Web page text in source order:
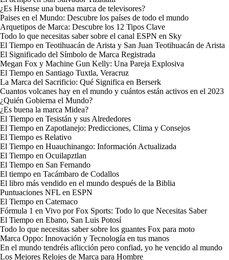
¿Es Hisense una buena marca de televisores?
Paises en el Mundo: Descubre los países de todo el mundo
Arquetipos de Marca: Descubre los 12 Tipos Clave
Todo lo que necesitas saber sobre el canal ESPN en Sky
El Tiempo en Teotihuacán de Arista y San Juan Teotihuacán de Arista
El Significado del Símbolo de Marca Registrada
Megan Fox y Machine Gun Kelly: Una Pareja Explosiva
El Tiempo en Santiago Tuxtla, Veracruz
La Marca del Sacrificio: Qué Significa en Berserk
Cuantos volcanes hay en el mundo y cuántos están activos en el 2023
¿Quién Gobierna el Mundo?
¿Es buena la marca Midea?
El Tiempo en Tesistán y sus Alrededores
El Tiempo en Zapotlanejo: Predicciones, Clima y Consejos
El Tiempo es Relativo
El Tiempo en Huauchinango: Información Actualizada
El Tiempo en Ocuilapztlan
El Tiempo en San Fernando
El tiempo en Tacámbaro de Codallos
El libro más vendido en el mundo después de la Biblia
Puntuaciones NFL en ESPN
El Tiempo en Catemaco
Fórmula 1 en Vivo por Fox Sports: Todo lo que Necesitas Saber
El Tiempo en Ebano, San Luis Potosí
Todo lo que necesitas saber sobre los guantes Fox para moto
Marca Oppo: Innovación y Tecnología en tus manos
En el mundo tendréis aflicción pero confiad, yo he vencido al mundo
Los Mejores Relojes de Marca para Hombre